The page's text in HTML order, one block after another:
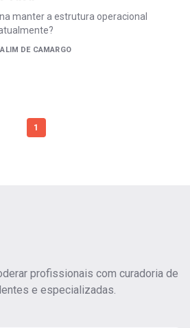
manter a estrutura operacional
DE CAMARGO
1
profissionais com curadoria de
e especializadas.